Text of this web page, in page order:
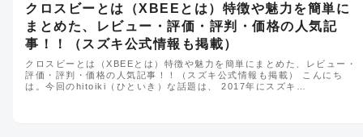
クロスビーとは（XBEEとは）特徴や魅力を簡単に
まとめた、レビュー・評価・評判・価格の人気記
事！！（スズキ公式情報も掲載）
クロスビーとは（XBEEとは）特徴や魅力を簡単にまとめた、レビュー・
評価・評判・価格の人気記事！！（スズキ公式情報も掲載） こんにち
は。今回のhitoiki（ひといき）な話題は、 2017年にスズキ…